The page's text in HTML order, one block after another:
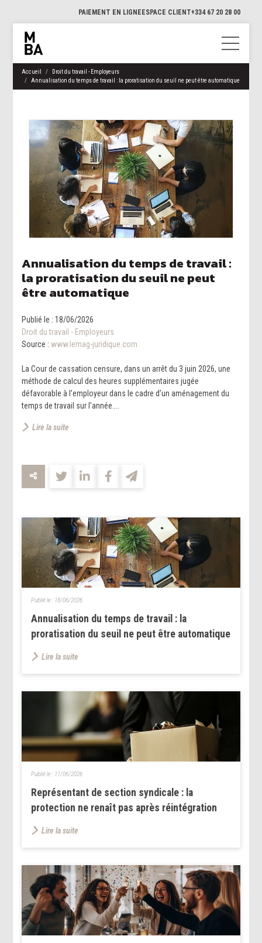
PAIEMENT EN LIGNEESPACE CLIENT+334 67 20 28 00
Accueil
Droit du travail - Employeurs
Annualisation du temps de travail : la proratisation du seuil ne peut être automatique
Annualisation du temps de travail :
la proratisation du seuil ne peut
être automatique
Publié le :18/06/2026
Droit du travail - Employeurs
Source : www.lemag-juridique.com
La Cour de cassation censure, dans un arrêt du 3 juin 2026, une
méthode de calcul des heures supplémentaires jugée
défavorable à l’employeur dans le cadre d’un aménagement du
temps de travail sur l’année....
Lire la suite
Annualisation du temps de travail : la
proratisation du seuil ne peut être automatique
Publié le : 18/06/2026
Lire la suite
Représentant de section syndicale : la
protection ne renaît pas après réintégration
Publié le : 11/06/2026
Lire la suite